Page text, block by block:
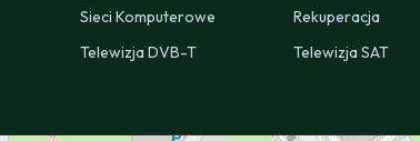
Sieci Komputerowe
Rekuperacja
Telewizja DVB-T
Telewizja SAT